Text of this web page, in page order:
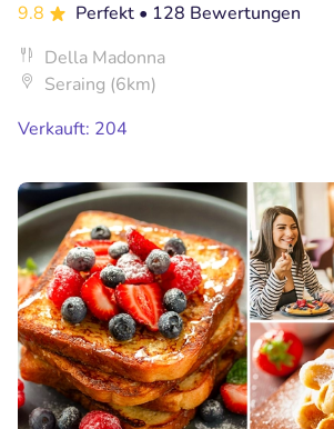
9.8
Perfekt • 128 Bewertungen
Della Madonna
Seraing (6km)
Verkauft: 204